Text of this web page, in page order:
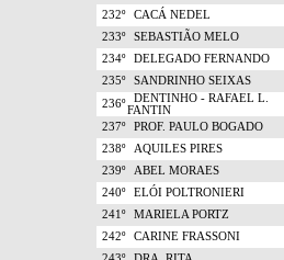
232º
CACÁ NEDEL
233º
SEBASTIÃO MELO
234º
DELEGADO FERNANDO
235º
SANDRINHO SEIXAS
236º
DENTINHO - RAFAEL L.
FANTIN
237º
PROF. PAULO BOGADO
238º
AQUILES PIRES
239º
ABEL MORAES
240º
ELÓI POLTRONIERI
241º
MARIELA PORTZ
242º
CARINE FRASSONI